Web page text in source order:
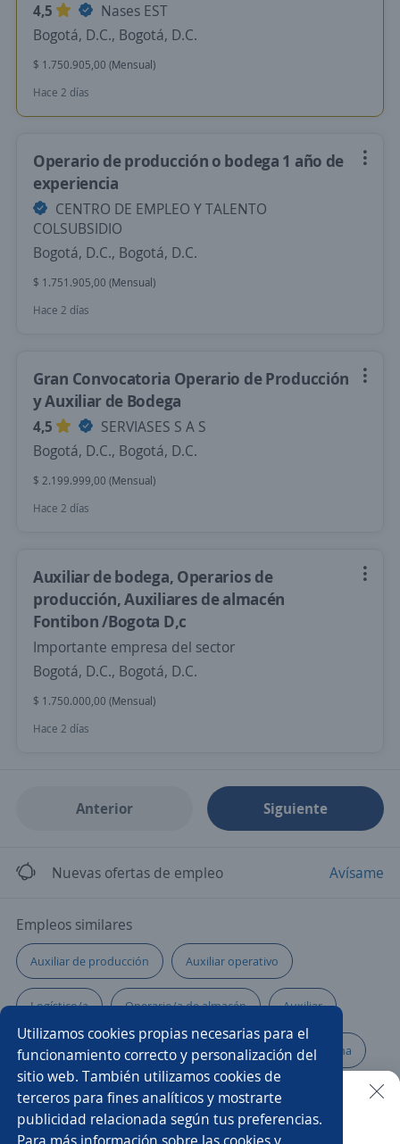
Utilizamos cookies propias necesarias para el
funcionamiento correcto y personalización del
sitio web. También utilizamos cookies de
terceros para fines analíticos y mostrarte
publicidad relacionada según tus preferencias.
4,5
Nases EST
Bogotá, D.C., Bogotá, D.C.
$ 1.750.905,00 (Mensual)
Hace 2 días
Operario de producción o bodega 1 año de
experiencia
CENTRO DE EMPLEO Y TALENTO
COLSUBSIDIO
Bogotá, D.C., Bogotá, D.C.
$ 1.751.905,00 (Mensual)
Hace 2 días
Gran Convocatoria Operario de Producción
y Auxiliar de Bodega
4,5
SERVIASES S A S
Bogotá, D.C., Bogotá, D.C.
$ 2.199.999,00 (Mensual)
Hace 2 días
Auxiliar de bodega, Operarios de
producción, Auxiliares de almacén
Fontibon /Bogota D,c
Importante empresa del sector
Bogotá, D.C., Bogotá, D.C.
$ 1.750.000,00 (Mensual)
Hace 2 días
Anterior Siguiente
Nuevas ofertas de empleo Avísame
Empleos similares
Auxiliar de producción Auxiliar operativo
Logístico/a Operario/a de almacén Auxiliar
Asistente de producción Operario/a de máquina plana
Operario/a de producción Operario/a
Auxiliar de almacén Auxiliar de almacén carga y descarga
Buscar es más fácil en la app